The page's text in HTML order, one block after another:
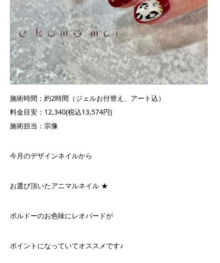
施術時間：約2時間（ジェルお付替え、アート込）
料金目安：12,340(税込13,574円)
施術担当：宗像
今月のデザインネイルから
お選び頂いたアニマルネイル ★
ボルドーのお色味にレオパードが
ポイントになっていてオススメです♪